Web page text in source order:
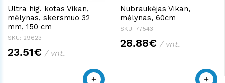
Ultra hig. kotas Vikan,
mėlynas, skersmuo 32
mm, 150 cm
SKU: 29623
23.51€ / vnt.
Nubraukėjas Vikan,
mėlynas, 60cm
SKU: 77543
28.88€ / vnt.